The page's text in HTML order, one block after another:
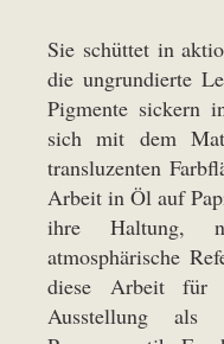
Sie schüttet in
die ungrundierte
Pigmente sickern
sich mit dem
transluzenten
Arbeit in Öl auf
ihre Haltung,
atmosphärische
diese Arbeit für
Ausstellung